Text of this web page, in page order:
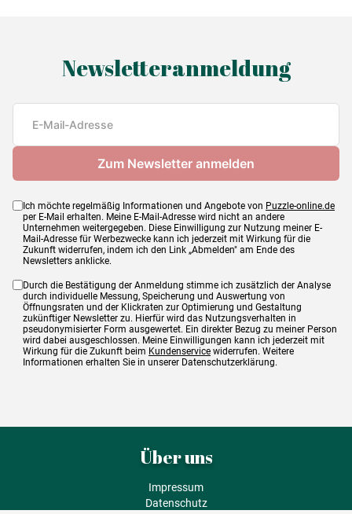
3663384801006
Newsletteranmeldung
Ich möchte regelmäßig Informationen und Angebote von Puzzle-online.de
per E-Mail erhalten. Meine E-Mail-Adresse wird nicht an andere
Unternehmen weitergegeben. Diese Einwilligung zur Nutzung meiner E-
Mail-Adresse für Werbezwecke kann ich jederzeit mit Wirkung für die
Zukunft widerrufen, indem ich den Link „Abmelden" am Ende des
Newsletters anklicke.
Durch die Bestätigung der Anmeldung stimme ich zusätzlich der Analyse
durch individuelle Messung, Speicherung und Auswertung von
Öffnungsraten und der Klickraten zur Optimierung und Gestaltung
zukünftiger Newsletter zu. Hierfür wird das Nutzungsverhalten in
pseudonymisierter Form ausgewertet. Ein direkter Bezug zu meiner Person
wird dabei ausgeschlossen. Meine Einwilligungen kann ich jederzeit mit
Wirkung für die Zukunft beim Kundenservice widerrufen. Weitere
Informationen erhalten Sie in unserer Datenschutzerklärung.
Über uns
Impressum
Datenschutz